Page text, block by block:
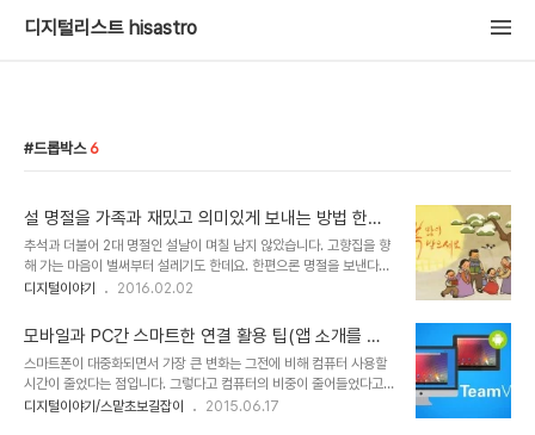
디지털리스트 hisastro
드롭박스 6
설 명절을 가족과 재밌고 의미있게 보내는 방법 한가
지
추석과 더불어 2대 명절인 설날이 며칠 남지 않았습니다. 고향집을 향
해 가는 마음이 벌써부터 설레기도 한데요. 한편으론 명절을 보낸다는
것이 관성적이기도 하여 주어진 연휴의 성격에 맞게 그저 생각 없이 따
연휴라곤 하지만 별생각 없이 왔다 갔다 하고 보면 피로가 자연스레 쌓
이기도 하죠. 그래서 어른이 된 후에는(?) 저 역시 '명절'하면 왠지 사
람 노릇하기 쉽지 않다는 생각이 들었던 적도 있었습니다. 뭐~ 가족들
과 오랜만에 함께하는 것만으로도 즐거운 일이긴 합니다만, 한편으로
주변 친지들 뵙고 인사드리는 시간도 만만찮을 수 있고, 또 어떤 경우
디지털이야기 2016.02.02
모바일과 PC간 스마트한 연결 활용 팁(앱 소개를 중
심으로)
스마트폰이 대중화되면서 가장 큰 변화는 그전에 비해 컴퓨터 사용할
시간이 줄었다는 점입니다. 그렇다고 컴퓨터의 비중이 줄어들었다고
할 수는 없습니다. 이전에도 포스팅을 통해 말씀드렸지만... 모바일이
디지털이야기/스맡초보길잡이 2015.06.17